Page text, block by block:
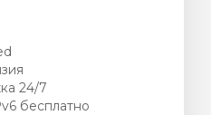
24/7
бесплатно